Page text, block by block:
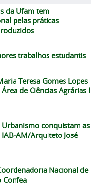
da Ufam tem
pelas práticas
trabalhos estudantis
Teresa Gomes Lopes
de Ciências Agrárias I
conquistam as
AM/Arquiteto José
Nacional de
Confea